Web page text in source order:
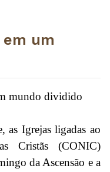
em um
mundo dividido
as Igrejas ligadas ao
Cristãs (CONIC)
da Ascensão e a